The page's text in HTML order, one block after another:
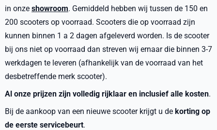
in onze showroom. Gemiddeld hebben wij tussen de 150 en
200 scooters op voorraad. Scooters die op voorraad zijn
kunnen binnen 1 a 2 dagen afgeleverd worden. Is de scooter
bij ons niet op voorraad dan streven wij ernaar die binnen 3-7
werkdagen te leveren (afhankelijk van de voorraad van het
desbetreffende merk scooter).
Al onze prijzen zijn volledig rijklaar en inclusief alle kosten.
Bij de aankoop van een nieuwe scooter krijgt u de korting op
de eerste servicebeurt.